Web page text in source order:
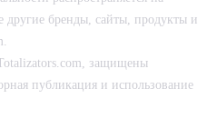
другие бренды, сайты, продукты и
защищены
публикация и использование